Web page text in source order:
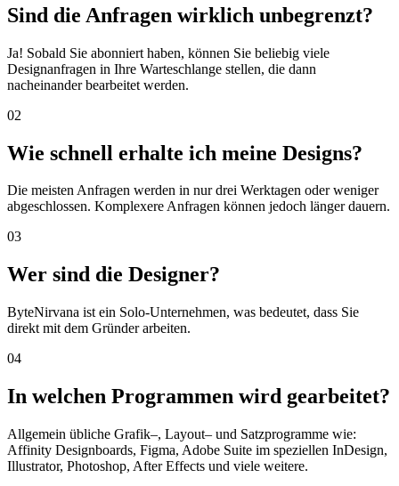
Sind die Anfragen wirklich unbegrenzt?
Ja! Sobald Sie abonniert haben, können Sie beliebig viele
Designanfragen in Ihre Warteschlange stellen, die dann
nacheinander bearbeitet werden.
02
Wie schnell erhalte ich meine Designs?
Die meisten Anfragen werden in nur drei Werktagen oder weniger
abgeschlossen. Komplexere Anfragen können jedoch länger dauern.
03
Wer sind die Designer?
ByteNirvana ist ein Solo-Unternehmen, was bedeutet, dass Sie
direkt mit dem Gründer arbeiten.
04
In welchen Programmen wird gearbeitet?
Allgemein übliche Grafik–, Layout– und Satzprogramme wie:
Affinity Designboards, Figma, Adobe Suite im speziellen InDesign,
Illustrator, Photoshop, After Effects und viele weitere.